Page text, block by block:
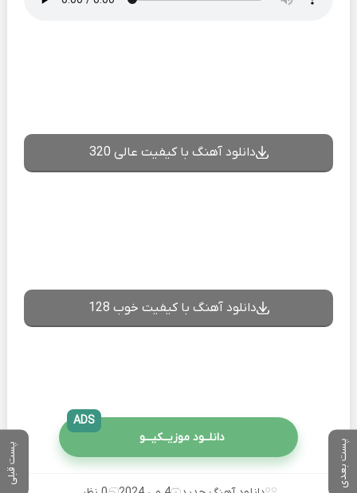
پست بعدی پست قبلی
دانلود آهنگ با کیفیت عالی 320
دانلود آهنگ با کیفیت خوب 128
دانلــود موزیــکیـــو
ADS